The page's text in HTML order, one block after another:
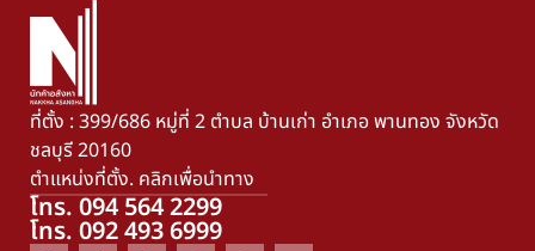
ที่ตั้ง : 399/686 หมู่ที่ 2 ตำบล บ้านเก่า อำเภอ พานทอง จังหวัด
ชลบุรี 20160
ตำแหน่งที่ตั้ง. คลิกเพื่อนำทาง
โทร. 094 564 2299
โทร. 092 493 6999